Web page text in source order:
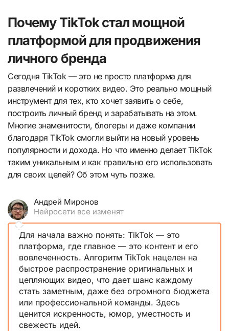
Почему TikTok стал мощной
платформой для продвижения
личного бренда
Сегодня TikTok — это не просто платформа для
развлечений и коротких видео. Это реально мощный
инструмент для тех, кто хочет заявить о себе,
построить личный бренд и зарабатывать на этом.
Многие знаменитости, блогеры и даже компании
благодаря TikTok смогли выйти на новый уровень
популярности и дохода. Но что именно делает TikTok
таким уникальным и как правильно его использовать
для своих целей? Об этом чуть позже.
Андрей Миронов
Нейросети все изменят
Для начала важно понять: TikTok — это
платформа, где главное — это контент и его
вовлеченность. Алгоритм TikTok нацелен на
быстрое распространение оригинальных и
цепляющих видео, что дает шанс каждому
стать заметным, даже без огромного бюджета
или профессиональной команды. Здесь
ценится искренность, юмор, уместность и
свежесть идей.